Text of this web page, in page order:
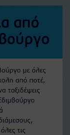
από
με όλες
από ποτέ,
ταξιδέψεις
τις